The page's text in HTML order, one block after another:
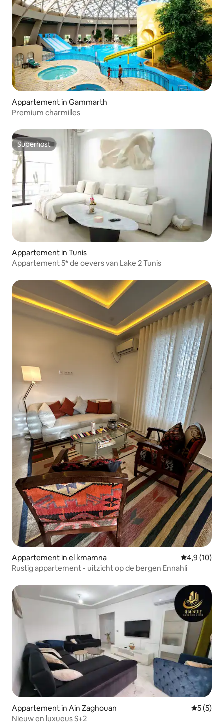
Appartement in Gammarth
Premium charmilles
Superhost
Superhost
Appartement in Tunis
Appartement 5* de oevers van Lake 2 Tunis
Appartement in el kmamna
4,9 (10)
Rustig appartement - uitzicht op de bergen Ennahli
Appartement in Ain Zaghouan
5 (5)
Nieuw en luxueus S+2